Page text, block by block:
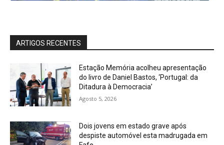
ARTIGOS RECENTES
Estação Memória acolheu apresentação
do livro de Daniel Bastos, ‘Portugal: da
Ditadura à Democracia’
Agosto 5, 2026
Dois jovens em estado grave após
despiste automóvel esta madrugada em